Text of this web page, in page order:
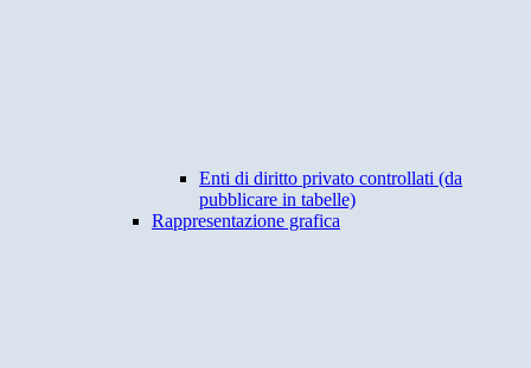
Enti di diritto privato controllati (da
pubblicare in tabelle)
Rappresentazione grafica